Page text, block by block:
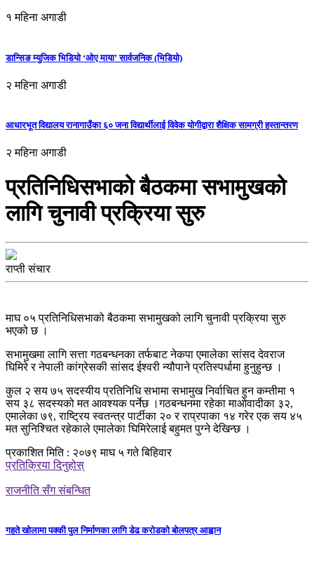
१ महिना अगाडी
डान्सिङ म्युजिक भिडियो ‘ओए माया’ सार्वजनिक (भिडियो)
२ महिना अगाडी
आधारभूत विद्यालय रानागाउँका ६० जना विद्यार्थीलाई विवेक योगीद्वारा शैक्षिक सामग्री हस्तान्तरण
२ महिना अगाडी
प्रतिनिधिसभाको बैठकमा सभामुखको
लागि चुनावी प्रक्रिया सुरु
राप्ती संचार
माघ ०५ प्रतिनिधिसभाको बैठकमा सभामुखको लागि चुनावी प्रक्रिया सुरु
भएको छ ।
सभामुखमा लागि सत्ता गठबन्धनका तर्फबाट नेकपा एमालेका सांसद देवराज
घिमिरे र नेपाली कांग्रेसकी सांसद ईश्वरी न्यौपाने प्रतिस्पर्धामा हुनुहुन्छ ।
कुल २ सय ७५ सदस्यीय प्रतिनिधि सभामा सभामुख निर्वाचित हुन कम्तीमा १
सय ३८ सदस्यको मत आवश्यक पर्नेछ ।गठबन्धनमा रहेका माओवादीका ३२,
एमालेका ७९, राष्ट्रिय स्वतन्त्र पार्टीका २० र राप्रपाका १४ गरेर एक सय ४५
मत सुनिश्चित रहेकाले एमालेका घिमिरेलाई बहुमत पुग्ने देखिन्छ ।
प्रकाशित मिति : २०७९ माघ ५ गते बिहिवार
प्रतिक्रिया दिनुहोस्
राजनीति सँग संबन्धित
गहते खोलामा पक्की पुल निर्माणका लागि डेढ करोडको बोलपत्र आह्वान